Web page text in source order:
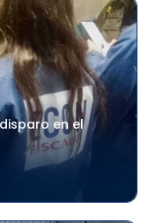
en el